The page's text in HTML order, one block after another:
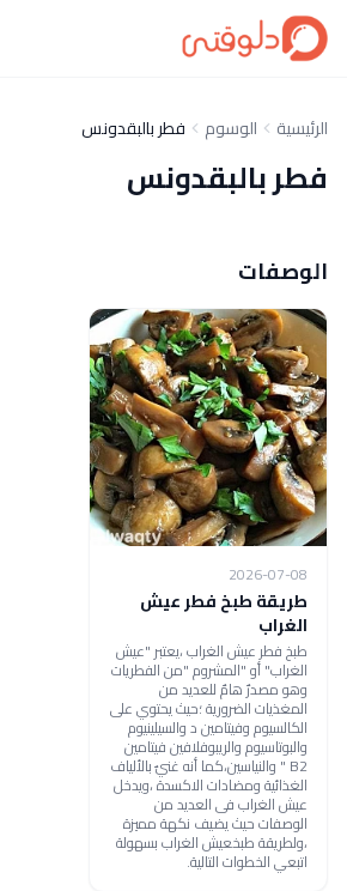
الرئيسية الوسوم فطر بالبقدونس
فطر بالبقدونس
الوصفات
2026-07-08
طريقة طبخ فطر عيش
الغراب
طبخ فطر عيش الغراب ،يعتبر "عيش
الغراب" أو "المشروم "من الفطريات
وهو مصدرٌ هامٌ للعديد من
المغذيات الضرورية ؛حيث يحتوي على
الكالسيوم وفيتامين د والسيلينيوم
والبوتاسيوم والريبوفلافين فيتامين
B2 " والنياسين،كما أنه غنيٌ بالألياف
الغذائية ومضادات الاكسدة ،ويدخل
عيش الغراب فى العديد من
الوصفات حيث يضيف نكهة مميزة
،ولطريقة طبخعيش الغراب بسهولة
اتبعي الخطوات التالية.